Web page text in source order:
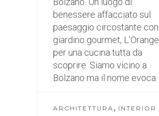
benessere affacciato sul
paesaggio circostante con
giardino gourmet,
per una cucina tutta da
scoprire. Siamo vicino a
Bolzano ma il nome evoca
ARCHITETTURA , INTERIOR